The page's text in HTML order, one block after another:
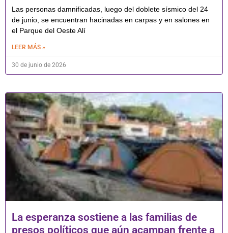
Las personas damnificadas, luego del doblete sísmico del 24
de junio, se encuentran hacinadas en carpas y en salones en
el Parque del Oeste Alí
LEER MÁS »
30 de junio de 2026
La esperanza sostiene a las familias de
presos políticos que aún acampan frente a